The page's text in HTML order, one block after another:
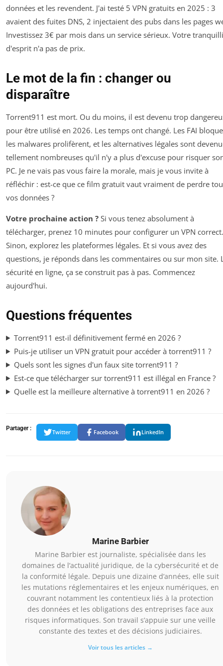
données et les revendent. J'ai testé 5 VPN gratuits en 2025 : 3
avaient des fuites DNS, 2 injectaient des pubs dans les pages
Investissez 3€ par mois dans un service sérieux. Votre
d'esprit n'a pas de prix.
Le mot de la fin : changer ou
disparaître
Torrent911 est mort. Ou du moins, il est devenu trop
pour être utilisé en 2026. Les temps ont changé. Les FAI
les malwares prolifèrent, et les alternatives légales sont
tellement nombreuses qu'il n'y a plus d'excuse pour risquer
PC. Je ne vais pas vous faire la morale, mais je vous invite à
réfléchir : est-ce que ce film gratuit vaut vraiment de perdre
vos données ?
Votre prochaine action ? Si vous tenez absolument à
télécharger, prenez 10 minutes pour configurer un VPN correct.
Sinon, explorez les plateformes légales. Et si vous avez des
questions, je réponds dans les commentaires ou sur mon site.
sécurité en ligne, ça se construit pas à pas. Commencez
aujourd'hui.
Questions fréquentes
Torrent911 est-il définitivement fermé en 2026 ?
Puis-je utiliser un VPN gratuit pour accéder à torrent911 ?
Quels sont les signes d'un faux site torrent911 ?
Est-ce que télécharger sur torrent911 est illégal en France ?
Quelle est la meilleure alternative à torrent911 en 2026 ?
Partager :
Twitter Facebook LinkedIn
Marine Barbier
Marine Barbier est journaliste, spécialisée dans les
domaines de l’actualité juridique, de la cybersécurité et de
la conformité légale. Depuis une dizaine d’années, elle suit
les mutations réglementaires et les enjeux numériques, en
couvrant notamment les contentieux liés à la protection
des données et les obligations des entreprises face aux
risques informatiques. Son travail s’appuie sur une veille
constante des textes et des décisions judiciaires.
Voir tous les articles →